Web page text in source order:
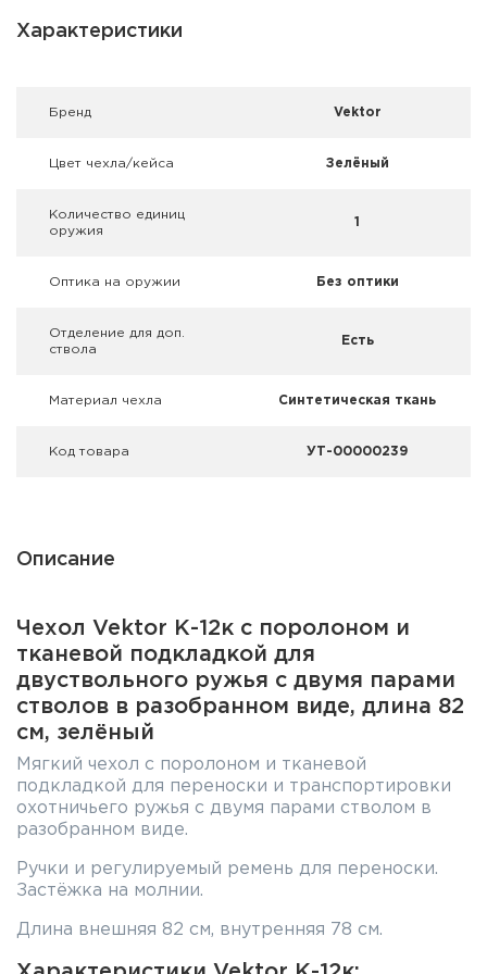
Оружейные шкафы и сейфы
Чехлы и кейсы
Релоадинг
Комплекты
Характеристики
Брeнд Vektor
Цвет чехла/кейса Зелёный
Количество единиц
оружия
1
Оптика на оружии Без оптики
Отделение для доп.
ствола
Есть
Материал чехла Синтетическая ткань
Код товара УТ-00000239
Описание
Чехол Vektor К-12к с поролоном и
тканевой подкладкой для
двуствольного ружья с двумя парами
стволов в разобранном виде, длина 82
см, зелёный
Мягкий чехол с поролоном и тканевой
подкладкой для переноски и транспортировки
охотничьего ружья с двумя парами стволом в
разобранном виде.
Ручки и регулируемый ремень для переноски.
Застёжка на молнии.
Длина внешняя 82 см, внутренняя 78 см.